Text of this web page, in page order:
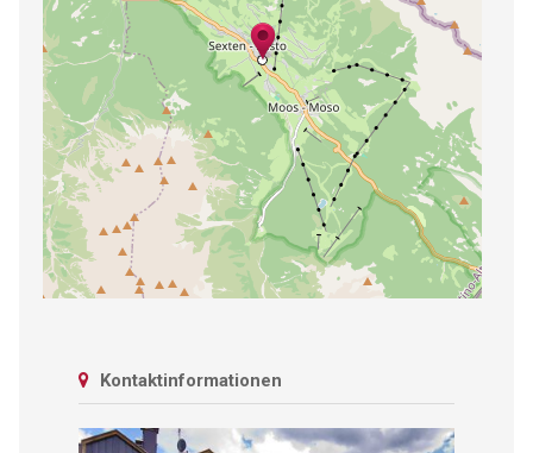
Kontaktinformationen